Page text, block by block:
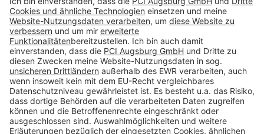
Impressum
Datenschutz
AGB
Rechtliche Hinweise